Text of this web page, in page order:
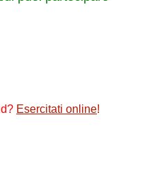
Esercitati online!